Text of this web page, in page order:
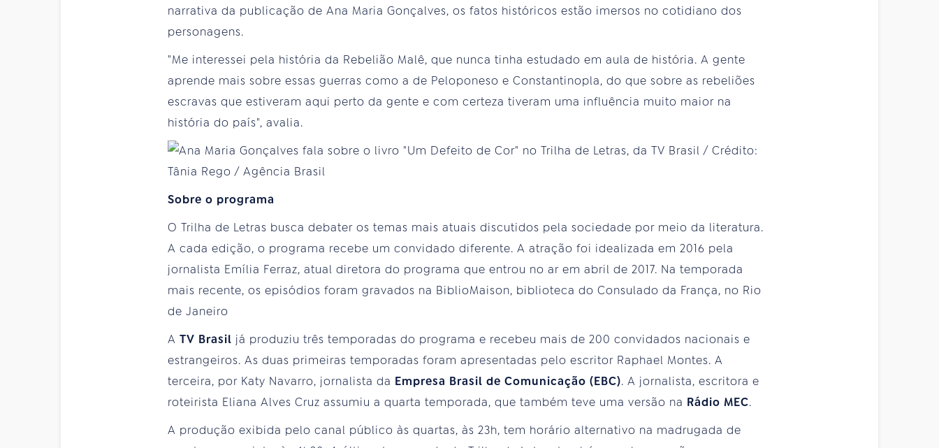
narrativa da publicação de Ana Maria Gonçalves, os fatos históricos estão imersos no cotidiano dos
personagens.
"Me interessei pela história da Rebelião Malê, que nunca tinha estudado em aula de história. A gente
aprende mais sobre essas guerras como a de Peloponeso e Constantinopla, do que sobre as rebeliões
escravas que estiveram aqui perto da gente e com certeza tiveram uma influência muito maior na
história do país", avalia.
Sobre o programa
O Trilha de Letras busca debater os temas mais atuais discutidos pela sociedade por meio da literatura.
A cada edição, o programa recebe um convidado diferente. A atração foi idealizada em 2016 pela
jornalista Emília Ferraz, atual diretora do programa que entrou no ar em abril de 2017. Na temporada
mais recente, os episódios foram gravados na BiblioMaison, biblioteca do Consulado da França, no Rio
de Janeiro
A TV Brasil já produziu três temporadas do programa e recebeu mais de 200 convidados nacionais e
estrangeiros. As duas primeiras temporadas foram apresentadas pelo escritor Raphael Montes. A
terceira, por Katy Navarro, jornalista da Empresa Brasil de Comunicação (EBC). A jornalista, escritora e
roteirista Eliana Alves Cruz assumiu a quarta temporada, que também teve uma versão na Rádio MEC.
A produção exibida pelo canal público às quartas, às 23h, tem horário alternativo na madrugada de